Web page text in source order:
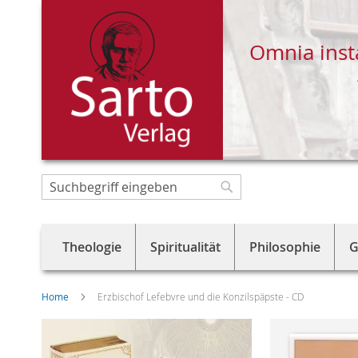
Direkt
zum
Omnia
Suche
Theologie Spiritualität Philosophie
Home Erzbischof Lefebvre und die Konzilspäpste - CD
Skip